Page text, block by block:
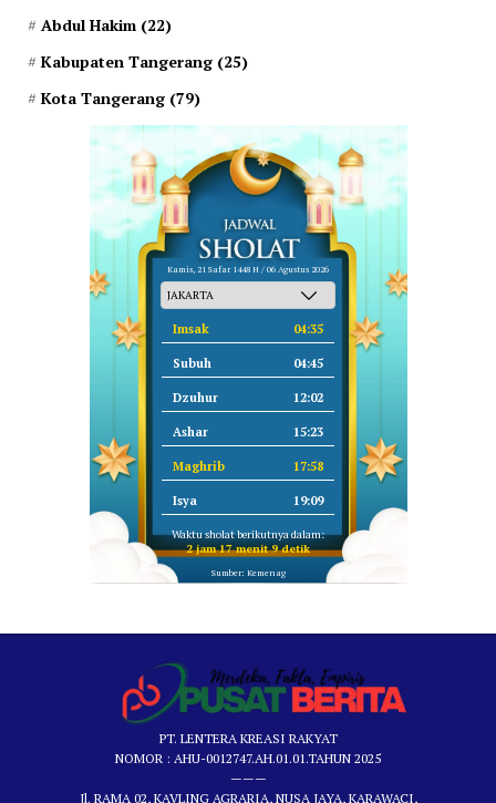
Abdul Hakim (22)
Kabupaten Tangerang (25)
Kota Tangerang (79)
Kamis, 21 Safar 1448 H / 06 Agustus 2026
Imsak 04:35
Subuh 04:45
Dzuhur 12:02
Ashar 15:23
Maghrib 17:58
Isya 19:09
Waktu sholat berikutnya dalam:
2 jam 17 menit 8 detik
Sumber: Kemenag
PT. LENTERA KREASI RAKYAT
NOMOR : AHU-0012747.AH.01.01.TAHUN 2025
———
Jl. RAMA 02, KAVLING AGRARIA, NUSA JAYA, KARAWACI,